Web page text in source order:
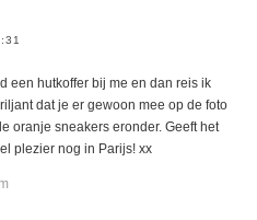
een hutkoffer bij me en dan reis ik
dat je er gewoon mee op de foto
oranje sneakers eronder. Geeft het
plezier nog in Parijs! xx